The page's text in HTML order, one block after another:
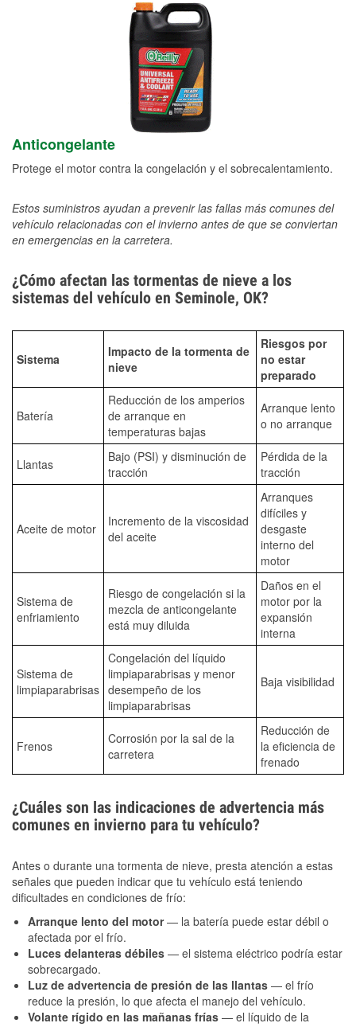
Anticongelante
Protege el motor contra la congelación y el sobrecalentamiento.
Estos suministros ayudan a prevenir las fallas más comunes del
vehículo relacionadas con el invierno antes de que se conviertan
en emergencias en la carretera.
¿Cómo afectan las tormentas de nieve a los
sistemas del vehículo en Seminole, OK?
Sistema
Impacto de la tormenta de
nieve
Riesgos por
no estar
preparado
Batería
Reducción de los amperios
de arranque en
temperaturas bajas
Arranque lento
o no arranque
Llantas
Bajo (PSI) y disminución de
tracción
Pérdida de la
tracción
Aceite de motor
Incremento de la viscosidad
del aceite
Arranques
difíciles y
desgaste
interno del
motor
Sistema de
enfriamiento
Riesgo de congelación si la
mezcla de anticongelante
está muy diluida
Daños en el
motor por la
expansión
interna
Sistema de
limpiaparabrisas
Congelación del líquido
limpiaparabrisas y menor
desempeño de los
limpiaparabrisas
Baja visibilidad
Frenos
Corrosión por la sal de la
carretera
Reducción de
la eficiencia de
frenado
¿Cuáles son las indicaciones de advertencia más
comunes en invierno para tu vehículo?
Antes o durante una tormenta de nieve, presta atención a estas
señales que pueden indicar que tu vehículo está teniendo
dificultades en condiciones de frío:
Arranque lento del motor— la batería puede estar débil o
afectada por el frío.
Luces delanteras débiles — el sistema eléctrico podría estar
sobrecargado.
Luz de advertencia de presión de las llantas — el frío
reduce la presión, lo que afecta el manejo del vehículo.
Volante rígido en las mañanas frías — el líquido de la